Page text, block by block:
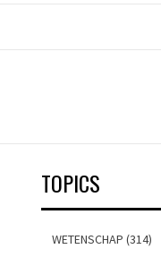
TOPICS
WETENSCHAP (314)